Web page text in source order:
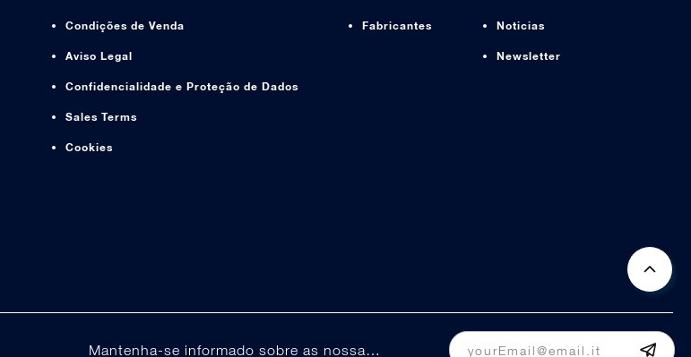
Condições de Venda
Aviso Legal
Confidencialidade e Proteção de Dados
Sales Terms
Cookies
Fabricantes Noticias
Newsletter
Mantenha-se informado sobre as nossas promoções e ofertas